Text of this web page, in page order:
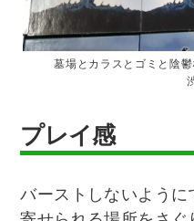
墓場とカラスとゴミと陰
プレイ感
バーストしないよう